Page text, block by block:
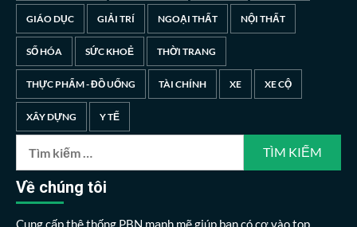
GIÁO DỤC GIẢI TRÍ NGOẠI THẤT NỘI THẤT
SỐ HÓA SỨC KHOẺ THỜI TRANG
THỰC PHẨM - ĐỒ UỐNG TÀI CHÍNH XE XE CỘ
XÂY DỰNG Y TẾ
cho:
Về chúng tôi
Cung cấp thệ thống PBN mạnh mẽ giúp bạn có cơ vào top